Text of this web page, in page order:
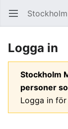
Öppna huvudmenyn
Logga in
Stockholm
personer
Logga in